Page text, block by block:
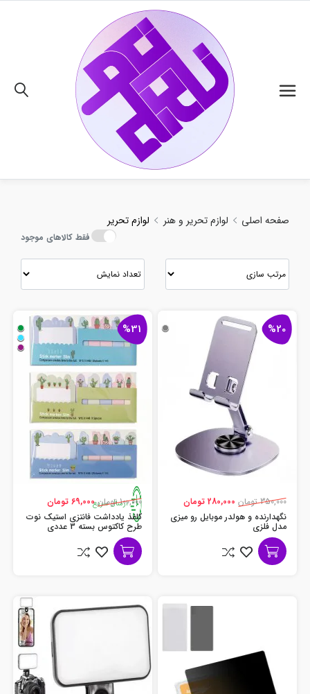
و مقایسه انواع لوازم تحریر با بهترین قیمت
صفحه اصلی لوازم تحریر و هنر لوازم تحریر
فقط کالاهای موجود
%20
350,000 تومان
280,000 تومان
نگهدارنده و هولدر موبایل رو میزی
مدل فلزی
%31
ارسال سریع100,000 تومان
69,000 تومان
کاغذ یادداشت فانتزی استیک نوت
طرح کاکتوس بسته 3 عددی